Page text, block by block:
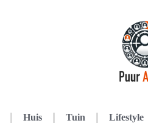
Huis Tuin Lifestyle